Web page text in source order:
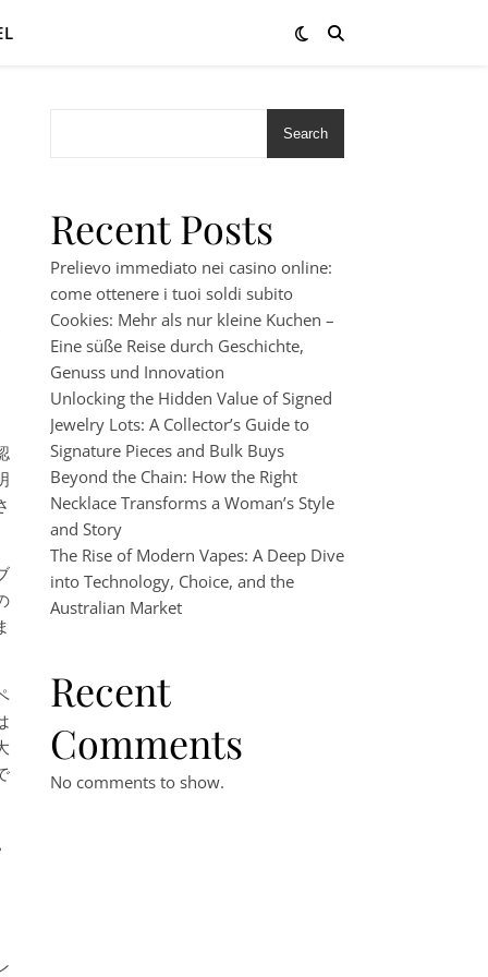
Search
Recent Posts
Prelievo immediato nei casino online:
come ottenere i tuoi soldi subito
Cookies: Mehr als nur kleine Kuchen –
Eine süße Reise durch Geschichte,
Genuss und Innovation
Unlocking the Hidden Value of Signed
Jewelry Lots: A Collector’s Guide to
Signature Pieces and Bulk Buys
Beyond the Chain: How the Right
Necklace Transforms a Woman’s Style
and Story
The Rise of Modern Vapes: A Deep Dive
into Technology, Choice, and the
Australian Market
Recent
Comments
No comments to show.